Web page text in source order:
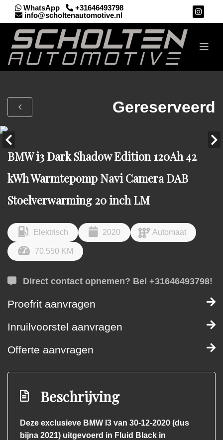
WhatsApp
+31646493798
info@scholtenautomotive.nl
Gereserveerd
BMW i3 Dark Shadow Edition 120Ah 42
kWh Warmtepomp Navi Camera DAB
Stoelverwarming 20 inch LM
Elektrisch 2020 Automaat
70.550 KM
Direct contact opnemen? Bel +31646493798!
Proefrit aanvragen
Inruilvoorstel aanvragen
Offerte aanvragen
Beschrijving
Deze exclusieve BMW I3 van 30-12-2020 (dus
bijna 2021) uitgevoerd in Fluid Black in